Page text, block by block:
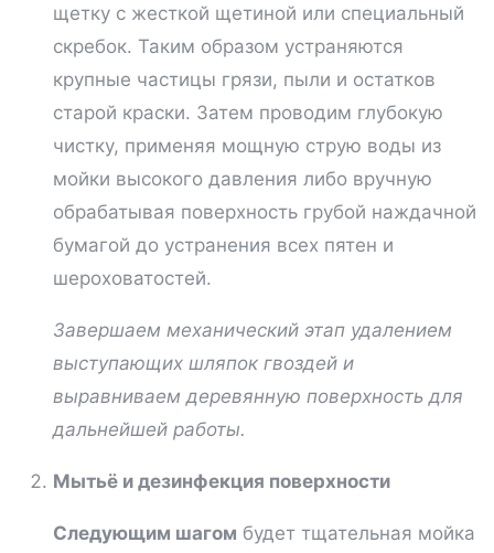
щетку с жесткой щетиной или специальный
скребок. Таким образом устраняются
крупные частицы грязи, пыли и остатков
старой краски. Затем проводим глубокую
чистку, применяя мощную струю воды из
мойки высокого давления либо вручную
обрабатывая поверхность грубой наждачной
бумагой до устранения всех пятен и
шероховатостей.
Завершаем механический этап удалением
выступающих шляпок гвоздей и
выравниваем деревянную поверхность для
дальнейшей работы.
Мытьё и дезинфекция поверхности
Следующим шагом будет тщательная мойка